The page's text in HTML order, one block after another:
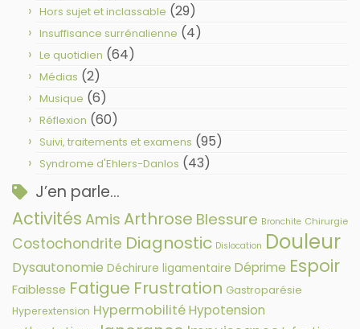
Hors sujet et inclassable (29)
Insuffisance surrénalienne (4)
Le quotidien (64)
Médias (2)
Musique (6)
Réflexion (60)
Suivi, traitements et examens (95)
Syndrome d'Ehlers-Danlos (43)
J’en parle…
Activités Amis Arthrose Blessure Bronchite Chirurgie
Costochondrite Diagnostic Dislocation Douleur
Dysautonomie Déchirure ligamentaire Déprime Espoir
Faiblesse Fatigue Frustration Gastroparésie
Hyperextension HypermobilitéHypotension